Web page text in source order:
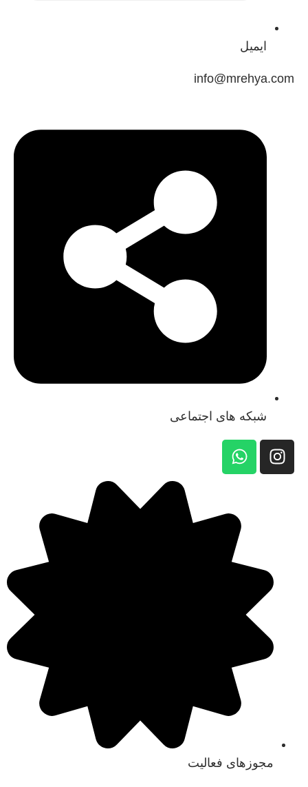
ایمیل
شبکه های اجتماعی
مجوزهای فعالیت